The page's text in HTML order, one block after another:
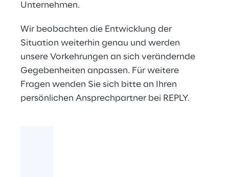
Unternehmen.
Wir beobachten die Entwicklung der
Situation weiterhin genau und werden
unsere Vorkehrungen an sich verändernde
Gegebenheiten anpassen. Für weitere
Fragen wenden Sie sich bitte an Ihren
persönlichen Ansprechpartner bei REPLY.